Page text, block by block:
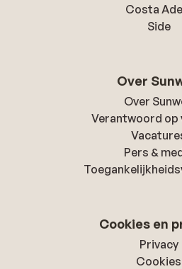
Costa
Side
Over
Over
Verantwoord op
Pers &
Cookies en
Privacy
Cookies